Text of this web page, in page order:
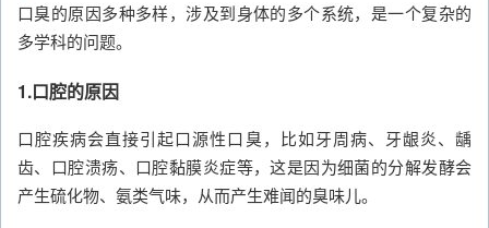
口臭的原因多种多样，涉及到身体的多个系统，是一个复杂的
多学科的问题。
1.口腔的原因
口腔疾病会直接引起口源性口臭，比如牙周病、牙龈炎、龋
齿、口腔溃疡、口腔黏膜炎症等，这是因为细菌的分解发酵会
产生硫化物、氨类气味，从而产生难闻的臭味儿。